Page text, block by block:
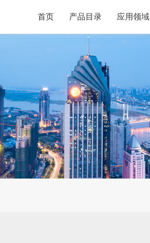
首页 产品目录 应用领域